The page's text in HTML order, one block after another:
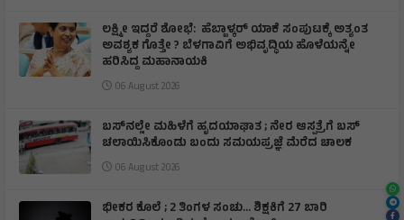
ಲಕ್ಷ್ಮೀ ಇದ್ದರೆ ಶೋಭೆ: ಹೆಬ್ಬಾಳ್ಕರ್ ಯಾಕೆ ಸಂಪುಟಕ್ಕೆ ಅತ್ಯಂತ
ಅವಶ್ಯಕ ಗೊತ್ತೇ ? ಬೆಳಗಾವಿಗೆ ಅಭಿವೃದ್ಧಿಯ ಹೊಳೆಯನ್ನೇ
ಹರಿಸಿದ್ದ ಮಹಾನಾಯಕಿ
06 August 2026
ಬಸ್‌ನಲ್ಲೇ ಮಹಿಳೆಗೆ ಹೃದಯಾಘಾತ ; ನೇರ ಆಸ್ಪತ್ರೆಗೆ ಬಸ್‌
ಚಲಾಯಿಸಿಕೊಂಡು ಬಂದು ಸಮಯಪ್ರಜ್ಞೆ ಮೆರೆದ ಚಾಲಕ
06 August 2026
ಭೀಕರ ಕೊಲೆ ; 2 ತಿಂಗಳ ಸಂಚು… ಶಿಕ್ಷಕಿಗೆ 27 ಬಾರಿ